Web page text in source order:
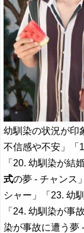
幼馴染の状況が印
不信感や不安」「
「20. 幼馴染が結
式の夢 - チャンス
シャー」「23. 幼
「24. 幼馴染が事
染が事故に遭う夢